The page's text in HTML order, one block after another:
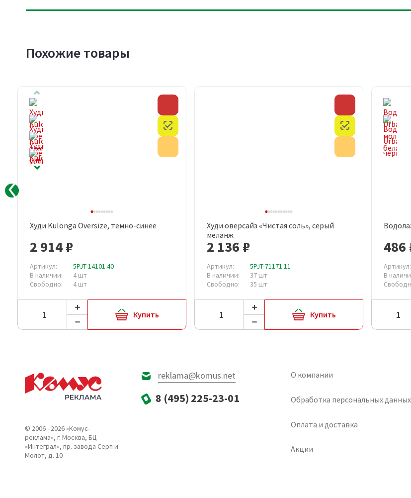
Похожие товары
Честный знак
Быстрый просмотр
Худи Kulonga Oversize, темно-синее
2 914 ₽
Артикул:
5PJT-14101.40
В наличии:
4 шт
Свободно:
4 шт
Купить
Честный знак
Быстрый просмотр
Худи оверсайз «Чистая соль», серый
меланж
2 136 ₽
Артикул:
5PJT-71171.11
В наличии:
37 шт
Свободно:
35 шт
Купить
486
Артикул:
В
© 2006 - 2026 «Комус-
реклама», г. Москва, БЦ
«Интеграл», пр. завода Серп и
Молот, д. 10
reklama@komus.net
8 (495) 225-23-01
О компании
Обработка персональных данных
Оплата и доставка
Акции